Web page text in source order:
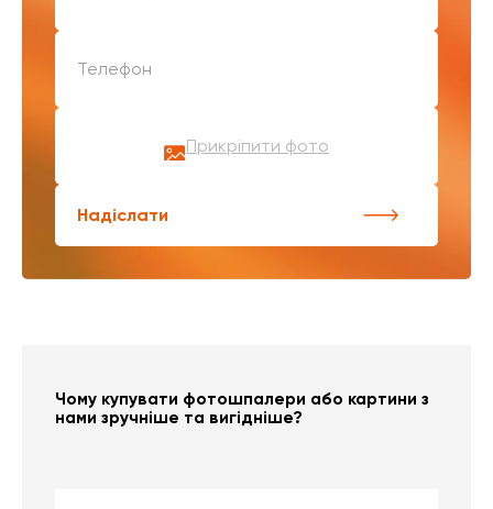
Прикріпити фото
Надіслати
Чому купувати фотошпалери або картини з
нами зручніше та вигідніше?